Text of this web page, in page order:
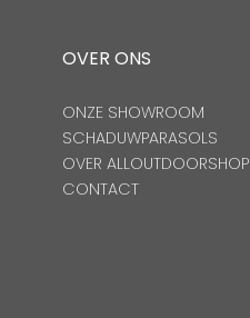
OVER ONS
ONZE SHOWROOM
SCHADUWPARASOLS
OVER ALLOUTDOORSHOP
CONTACT